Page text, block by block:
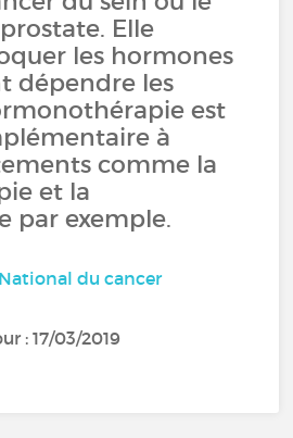
Elle
les hormones
dépendre les
est
à
comme la
et la
par exemple.
du cancer
: 17/03/2019